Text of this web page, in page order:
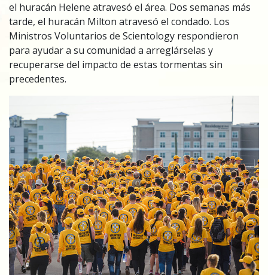
el huracán Helene atravesó el área. Dos semanas más
tarde, el huracán Milton atravesó el condado. Los
Ministros Voluntarios de Scientology respondieron
para ayudar a su comunidad a arreglárselas y
recuperarse del impacto de estas tormentas sin
precedentes.